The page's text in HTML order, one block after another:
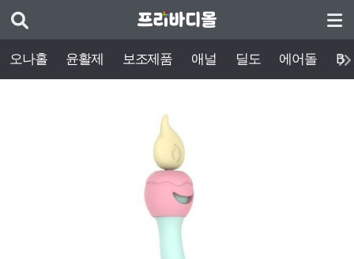
오나홀 윤활제 보조제품 애널 딜도 에어돌